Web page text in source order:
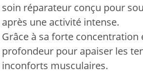
soin réparateur conçu pour
après une activité intense.
Grâce à sa forte concentration
profondeur pour apaiser les
inconforts musculaires.